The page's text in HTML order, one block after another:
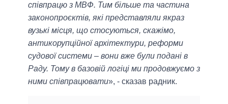
співпрацю з МВФ. Тим більше та частина
законопроєктів, які представляли якраз
вузькі місця, що стосуються, скажімо,
антикорупційної архітектури, реформи
судової системи – вони вже були подані в
Раду. Тому в базовій логіці ми продовжуємо з
ними співпрацювати», - сказав радник.